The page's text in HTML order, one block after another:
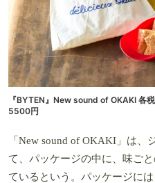
『BYTEN』New sound of OKAKI 各
5500円
「New sound of OKAKI」は、
て、パッケージの中に、味ご
ているという。パッケージに